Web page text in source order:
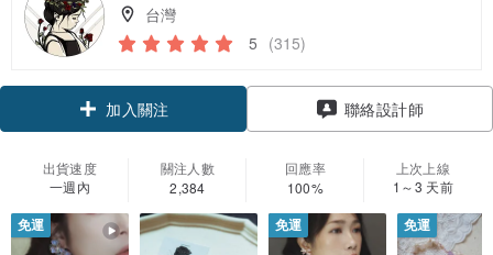
台灣
5 (315)
聯絡設計師
出貨速度
一週內
關注人數
2,384
回應率
100%
上次上線
1～3 天前
免運 免運 免運